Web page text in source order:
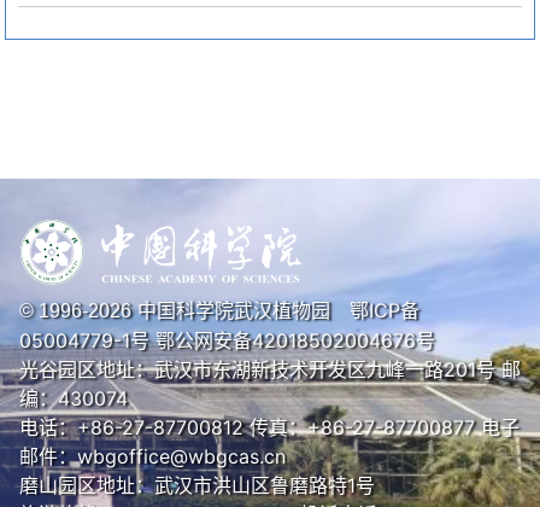
© 1996-2026中国科学院武汉植物园 鄂ICP备
05004779-1号鄂公网安备42018502004676号
光谷园区地址：武汉市东湖新技术开发区九峰一路201号 邮
编：430074
电话：+86-27-87700812 传真：+86-27-87700877 电子
邮件：wbgoffice@wbgcas.cn
磨山园区地址：武汉市洪山区鲁磨路特1号